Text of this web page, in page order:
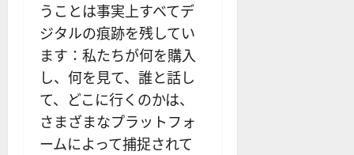
うことは事実上すべてデ
ジタルの痕跡を残してい
ます：私たちが何を購入
し、何を見て、誰と話し
て、どこに行くのかは、
さまざまなプラットフォ
ームによって捕捉されて